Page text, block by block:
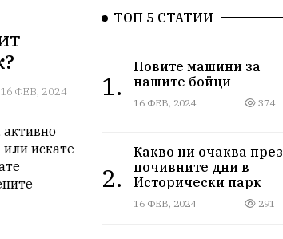
16 ФЕВ, 2024
искате
ТОП 5 СТАТИИ
1.
Новите машини за
нашите бойци
16 ФЕВ, 2024 374
2.
Какво ни очаква през
почивните дни в
Исторически парк
16 ФЕВ, 2024 291